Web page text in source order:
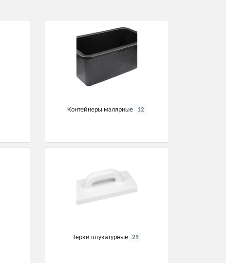
Контейнеры малярные 12
Терки штукатурные 29